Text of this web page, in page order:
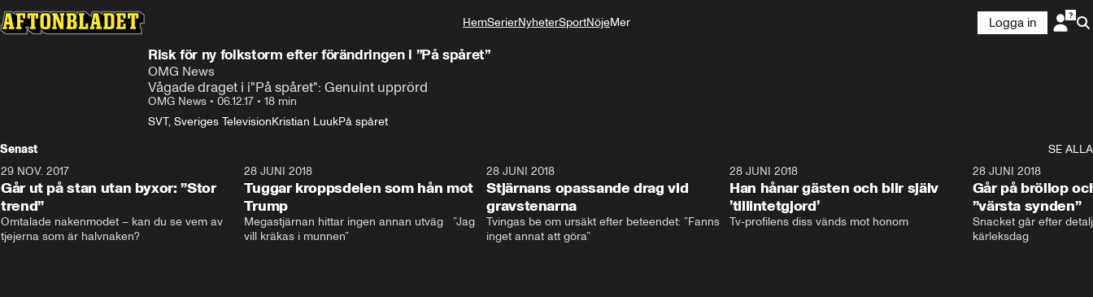
HemSerierNyheterSportNöjeMer
Logga in
Risk för ny folkstorm efter förändringen i ”På spåret”
OMG News
Vågade draget i i"På spåret": Genuint upprörd
OMG News • 06.12.17 • 18 min
SVT, Sveriges TelevisionKristian LuukPå spåret
Senast
SE ALLA
29 NOV. 2017
Går ut på stan utan byxor: ”Stor
trend”
Omtalade nakenmodet – kan du se vem av
tjejerna som är halvnaken?
17:59
28 JUNI 2018
Tuggar kroppsdelen som hån mot
Trump
Megastjärnan hittar ingen annan utväg   ”Jag
vill kräkas i munnen”
28 JUNI 2018
Stjärnans opassande drag vid
gravstenarna
Tvingas be om ursäkt efter beteendet: ”Fanns
inget annat att göra”
28 JUNI 2018
Han hånar gästen och blir själv
’tillintetgjord’
Tv-profilens diss vänds mot honom
28 JUNI 2018
Går på bröllop
”värsta synden”
Snacket går efter
kärleksdag